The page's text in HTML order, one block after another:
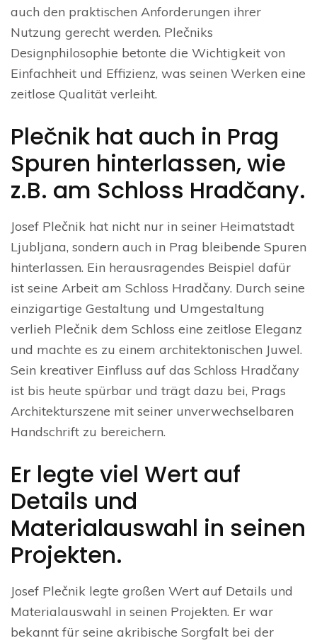
auch den praktischen Anforderungen ihrer
Nutzung gerecht werden. Plečniks
Designphilosophie betonte die Wichtigkeit von
Einfachheit und Effizienz, was seinen Werken eine
zeitlose Qualität verleiht.
Plečnik hat auch in Prag
Spuren hinterlassen, wie
z.B. am Schloss Hradčany.
Josef Plečnik hat nicht nur in seiner Heimatstadt
Ljubljana, sondern auch in Prag bleibende Spuren
hinterlassen. Ein herausragendes Beispiel dafür
ist seine Arbeit am Schloss Hradčany. Durch seine
einzigartige Gestaltung und Umgestaltung
verlieh Plečnik dem Schloss eine zeitlose Eleganz
und machte es zu einem architektonischen Juwel.
Sein kreativer Einfluss auf das Schloss Hradčany
ist bis heute spürbar und trägt dazu bei, Prags
Architekturszene mit seiner unverwechselbaren
Handschrift zu bereichern.
Er legte viel Wert auf
Details und
Materialauswahl in seinen
Projekten.
Josef Plečnik legte großen Wert auf Details und
Materialauswahl in seinen Projekten. Er war
bekannt für seine akribische Sorgfalt bei der